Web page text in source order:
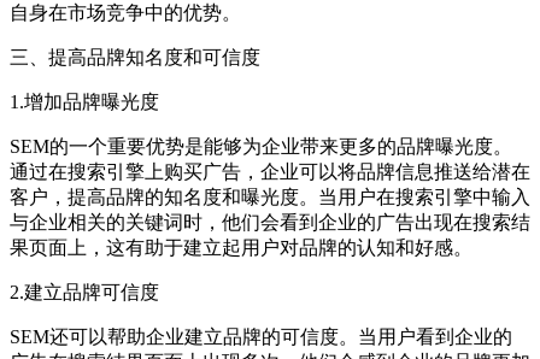
自身在市场竞争中的优势。
三、提高品牌知名度和可信度
1.增加品牌曝光度
SEM的一个重要优势是能够为企业带来更多的品牌曝光度。
通过在搜索引擎上购买广告，企业可以将品牌信息推送给潜在
客户，提高品牌的知名度和曝光度。当用户在搜索引擎中输入
与企业相关的关键词时，他们会看到企业的广告出现在搜索结
果页面上，这有助于建立起用户对品牌的认知和好感。
2.建立品牌可信度
SEM还可以帮助企业建立品牌的可信度。当用户看到企业的